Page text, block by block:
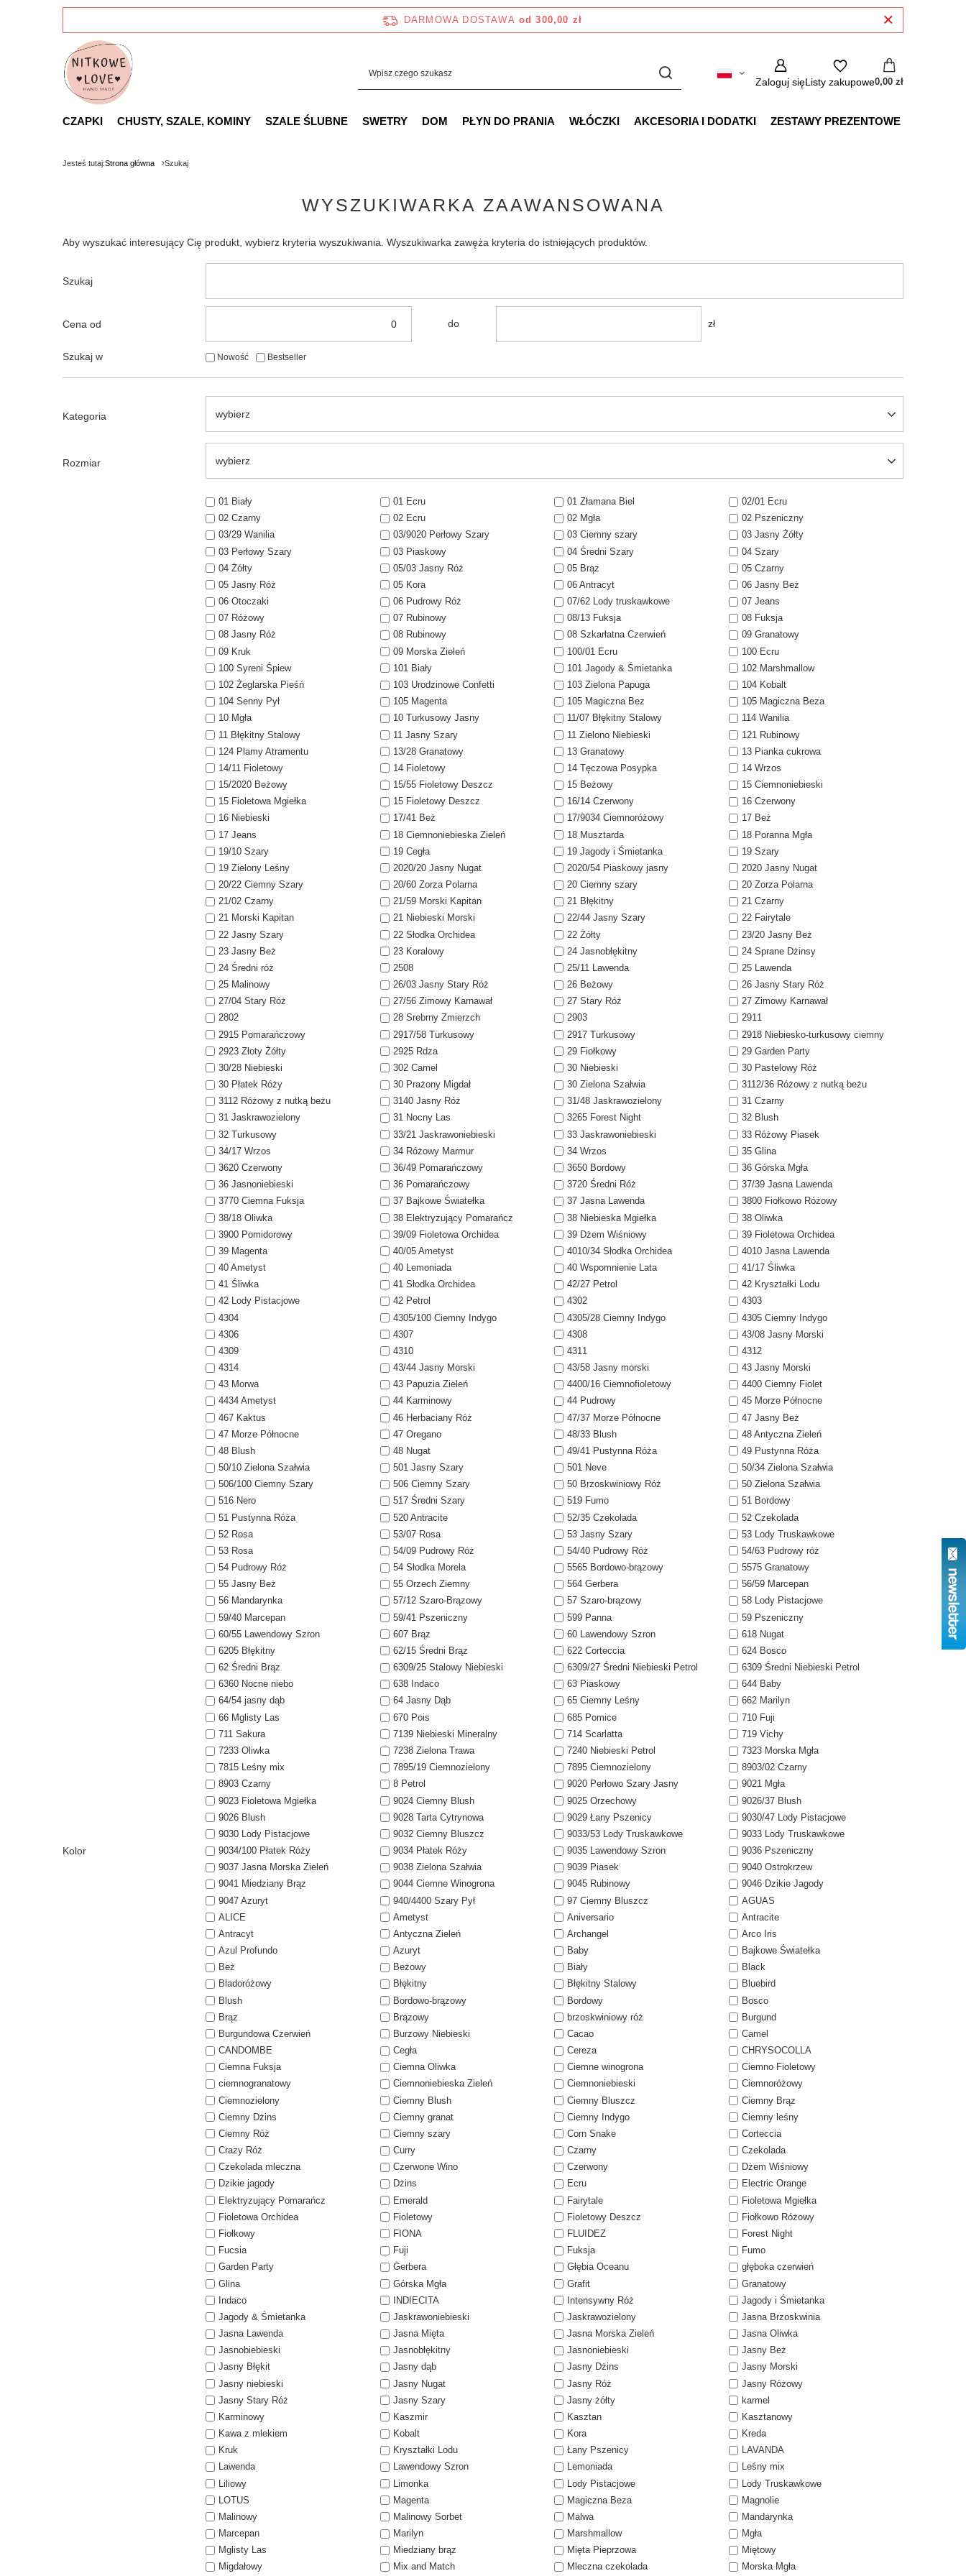
DARMOWA DOSTAWA od 300,00 zł
Zaloguj sięListy zakupowe0,00 zł
CZAPKI CHUSTY, SZALE, KOMINY SZALE ŚLUBNE SWETRY DOM PŁYN DO PRANIA WŁÓCZKI AKCESORIA I DODATKI ZESTAWY PREZENTOWE
Jesteś tutaj:Strona główna Szukaj
WYSZUKIWARKA ZAAWANSOWANA
Aby wyszukać interesujący Cię produkt, wybierz kryteria wyszukiwania. Wyszukiwarka zawęża kryteria do istniejących produktów.
Szukaj
Cena od do zł
Szukaj w Nowość Bestseller
Kategoria wybierz
Rozmiar wybierz
Kolor
01 Biały 01 Ecru 01 Złamana Biel
02/01 Ecru
02 Czarny
02 Ecru 02 Mgła
02 Pszeniczny
03/29 Wanilia
03/9020 Perłowy Szary 03 Ciemny szary
03 Jasny Żółty
03 Perłowy Szary
03 Piaskowy 04 Średni Szary
04 Szary
04 Żółty
05/03 Jasny Róż 05 Brąz
05 Czarny
05 Jasny Róż
05 Kora 06 Antracyt
06 Jasny Beż
06 Otoczaki
06 Pudrowy Róż 07/62 Lody truskawkowe
07 Jeans
07 Różowy
07 Rubinowy 08/13 Fuksja
08 Fuksja
08 Jasny Róż
08 Rubinowy 08 Szkarłatna Czerwień
09 Granatowy
09 Kruk
09 Morska Zieleń 100/01 Ecru
100 Ecru
100 Syreni Śpiew
101 Biały 101 Jagody & Śmietanka
102 Marshmallow
102 Żeglarska Pieśń
103 Urodzinowe Confetti 103 Zielona Papuga
104 Kobalt
104 Senny Pył
105 Magenta 105 Magiczna Bez
105 Magiczna Beza
10 Mgła
10 Turkusowy Jasny 11/07 Błękitny Stalowy
114 Wanilia
11 Błękitny Stalowy
11 Jasny Szary 11 Zielono Niebieski
121 Rubinowy
124 Plamy Atramentu
13/28 Granatowy 13 Granatowy
13 Pianka cukrowa
14/11 Fioletowy
14 Fioletowy 14 Tęczowa Posypka
14 Wrzos
15/2020 Beżowy
15/55 Fioletowy Deszcz 15 Beżowy
15 Ciemnoniebieski
15 Fioletowa Mgiełka
15 Fioletowy Deszcz 16/14 Czerwony
16 Czerwony
16 Niebieski
17/41 Beż 17/9034 Ciemnoróżowy
17 Beż
17 Jeans
18 Ciemnoniebieska Zieleń 18 Musztarda
18 Poranna Mgła
19/10 Szary
19 Cegła 19 Jagody i Śmietanka
19 Szary
19 Zielony Leśny
2020/20 Jasny Nugat 2020/54 Piaskowy jasny
2020 Jasny Nugat
20/22 Ciemny Szary
20/60 Zorza Polarna 20 Ciemny szary
20 Zorza Polarna
21/02 Czarny
21/59 Morski Kapitan 21 Błękitny
21 Czarny
21 Morski Kapitan
21 Niebieski Morski 22/44 Jasny Szary
22 Fairytale
22 Jasny Szary
22 Słodka Orchidea 22 Żółty
23/20 Jasny Beż
23 Jasny Beż
23 Koralowy 24 Jasnobłękitny
24 Sprane Dżinsy
24 Średni róż
2508 25/11 Lawenda
25 Lawenda
25 Malinowy
26/03 Jasny Stary Róż 26 Beżowy
26 Jasny Stary Róż
27/04 Stary Róż
27/56 Zimowy Karnawał 27 Stary Róż
27 Zimowy Karnawał
2802
28 Srebrny Zmierzch 2903
2911
2915 Pomarańczowy
2917/58 Turkusowy 2917 Turkusowy
2918 Niebiesko-turkusowy ciemny
2923 Złoty Żółty
2925 Rdza 29 Fiołkowy
29 Garden Party
30/28 Niebieski
302 Camel 30 Niebieski
30 Pastelowy Róż
30 Płatek Róży
30 Prażony Migdał 30 Zielona Szałwia
3112/36 Różowy z nutką beżu
3112 Różowy z nutką beżu
3140 Jasny Róż 31/48 Jaskrawozielony
31 Czarny
31 Jaskrawozielony
31 Nocny Las 3265 Forest Night
32 Blush
32 Turkusowy
33/21 Jaskrawoniebieski 33 Jaskrawoniebieski
33 Różowy Piasek
34/17 Wrzos
34 Różowy Marmur 34 Wrzos
35 Glina
3620 Czerwony
36/49 Pomarańczowy 3650 Bordowy
36 Górska Mgła
36 Jasnoniebieski
36 Pomarańczowy 3720 Średni Róż
37/39 Jasna Lawenda
3770 Ciemna Fuksja
37 Bajkowe Światełka 37 Jasna Lawenda
3800 Fiołkowo Różowy
38/18 Oliwka
38 Elektryzujący Pomarańcz 38 Niebieska Mgiełka
38 Oliwka
3900 Pomidorowy
39/09 Fioletowa Orchidea 39 Dżem Wiśniowy
39 Fioletowa Orchidea
39 Magenta
40/05 Ametyst 4010/34 Słodka Orchidea
4010 Jasna Lawenda
40 Ametyst
40 Lemoniada 40 Wspomnienie Lata
41/17 Śliwka
41 Śliwka
41 Słodka Orchidea 42/27 Petrol
42 Kryształki Lodu
42 Lody Pistacjowe
42 Petrol 4302
4303
4304
4305/100 Ciemny Indygo 4305/28 Ciemny Indygo
4305 Ciemny Indygo
4306
4307 4308
43/08 Jasny Morski
4309
4310 4311
4312
4314
43/44 Jasny Morski 43/58 Jasny morski
43 Jasny Morski
43 Morwa
43 Papuzia Zieleń 4400/16 Ciemnofioletowy
4400 Ciemny Fiolet
4434 Ametyst
44 Karminowy 44 Pudrowy
45 Morze Północne
467 Kaktus
46 Herbaciany Róż 47/37 Morze Północne
47 Jasny Beż
47 Morze Północne
47 Oregano 48/33 Blush
48 Antyczna Zieleń
48 Blush
48 Nugat 49/41 Pustynna Róża
49 Pustynna Róża
50/10 Zielona Szałwia
501 Jasny Szary 501 Neve
50/34 Zielona Szałwia
506/100 Ciemny Szary
506 Ciemny Szary 50 Brzoskwiniowy Róż
50 Zielona Szałwia
516 Nero
517 Średni Szary 519 Fumo
51 Bordowy
51 Pustynna Róża
520 Antracite 52/35 Czekolada
52 Czekolada
52 Rosa
53/07 Rosa 53 Jasny Szary
53 Lody Truskawkowe
53 Rosa
54/09 Pudrowy Róż 54/40 Pudrowy Róż
54/63 Pudrowy róż
54 Pudrowy Róż
54 Słodka Morela 5565 Bordowo-brązowy
5575 Granatowy
55 Jasny Beż
55 Orzech Ziemny 564 Gerbera
56/59 Marcepan
56 Mandarynka
57/12 Szaro-Brązowy 57 Szaro-brązowy
58 Lody Pistacjowe
59/40 Marcepan
59/41 Pszeniczny 599 Panna
59 Pszeniczny
60/55 Lawendowy Szron
607 Brąz 60 Lawendowy Szron
618 Nugat
6205 Błękitny
62/15 Średni Brąz 622 Corteccia
624 Bosco
62 Średni Brąz
6309/25 Stalowy Niebieski 6309/27 Średni Niebieski Petrol
6309 Średni Niebieski Petrol
6360 Nocne niebo
638 Indaco 63 Piaskowy
644 Baby
64/54 jasny dąb
64 Jasny Dąb 65 Ciemny Leśny
662 Marilyn
66 Mglisty Las
670 Pois 685 Pomice
710 Fuji
711 Sakura
7139 Niebieski Mineralny 714 Scarlatta
719 Vichy
7233 Oliwka
7238 Zielona Trawa 7240 Niebieski Petrol
7323 Morska Mgła
7815 Leśny mix
7895/19 Ciemnozielony 7895 Ciemnozielony
8903/02 Czarny
8903 Czarny
8 Petrol 9020 Perłowo Szary Jasny
9021 Mgła
9023 Fioletowa Mgiełka
9024 Ciemny Blush 9025 Orzechowy
9026/37 Blush
9026 Blush
9028 Tarta Cytrynowa 9029 Łany Pszenicy
9030/47 Lody Pistacjowe
9030 Lody Pistacjowe
9032 Ciemny Bluszcz 9033/53 Lody Truskawkowe
9033 Lody Truskawkowe
9034/100 Płatek Róży
9034 Płatek Róży 9035 Lawendowy Szron
9036 Pszeniczny
9037 Jasna Morska Zieleń
9038 Zielona Szałwia 9039 Piasek
9040 Ostrokrzew
9041 Miedziany Brąz
9044 Ciemne Winogrona 9045 Rubinowy
9046 Dzikie Jagody
9047 Azuryt
940/4400 Szary Pył 97 Ciemny Bluszcz
AGUAS
ALICE
Ametyst Aniversario
Antracite
Antracyt
Antyczna Zieleń Archangel
Arco Iris
Azul Profundo
Azuryt Baby
Bajkowe Światełka
Beż
Beżowy Biały
Black
Bladoróżowy
Błękitny Błękitny Stalowy
Bluebird
Blush
Bordowo-brązowy Bordowy
Bosco
Brąz
Brązowy brzoskwiniowy róż
Burgund
Burgundowa Czerwień
Burzowy Niebieski Cacao
Camel
CANDOMBE
Cegła Cereza
CHRYSOCOLLA
Ciemna Fuksja
Ciemna Oliwka Ciemne winogrona
Ciemno Fioletowy
ciemnogranatowy
Ciemnoniebieska Zieleń Ciemnoniebieski
Ciemnoróżowy
Ciemnozielony
Ciemny Blush Ciemny Bluszcz
Ciemny Brąz
Ciemny Dżins
Ciemny granat Ciemny Indygo
Ciemny leśny
Ciemny Róż
Ciemny szary Corn Snake
Corteccia
Crazy Róż
Curry Czarny
Czekolada
Czekolada mleczna
Czerwone Wino Czerwony
Dżem Wiśniowy
Dzikie jagody
Dżins Ecru
Electric Orange
Elektryzujący Pomarańcz
Emerald Fairytale
Fioletowa Mgiełka
Fioletowa Orchidea
Fioletowy Fioletowy Deszcz
Fiołkowo Różowy
Fiołkowy
FIONA FLUIDEZ
Forest Night
Fucsia
Fuji Fuksja
Fumo
Garden Party
Gerbera Głębia Oceanu
głęboka czerwień
Glina
Górska Mgła Grafit
Granatowy
Indaco
INDIECITA Intensywny Róż
Jagody i Śmietanka
Jagody & Śmietanka
Jaskrawoniebieski Jaskrawozielony
Jasna Brzoskwinia
Jasna Lawenda
Jasna Mięta Jasna Morska Zieleń
Jasna Oliwka
Jasnobiebieski
Jasnobłękitny Jasnoniebieski
Jasny Beż
Jasny Błękit
Jasny dąb Jasny Dżins
Jasny Morski
Jasny niebieski
Jasny Nugat Jasny Róż
Jasny Różowy
Jasny Stary Róż
Jasny Szary Jasny żółty
karmel
Karminowy
Kaszmir Kasztan
Kasztanowy
Kawa z mlekiem
Kobalt Kora
Kreda
Kruk
Kryształki Lodu Łany Pszenicy
LAVANDA
Lawenda
Lawendowy Szron Lemoniada
Leśny mix
Liliowy
Limonka Lody Pistacjowe
Lody Truskawkowe
LOTUS
Magenta Magiczna Beza
Magnolie
Malinowy
Malinowy Sorbet Malwa
Mandarynka
Marcepan
Marilyn Marshmallow
Mgła
Mglisty Las
Miedziany brąz Mięta Pieprzowa
Miętowy
Migdałowy
Mix and Match Mleczna czekolada Morska Mgła